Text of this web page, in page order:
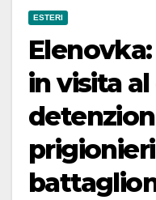
ESTERI
in visita